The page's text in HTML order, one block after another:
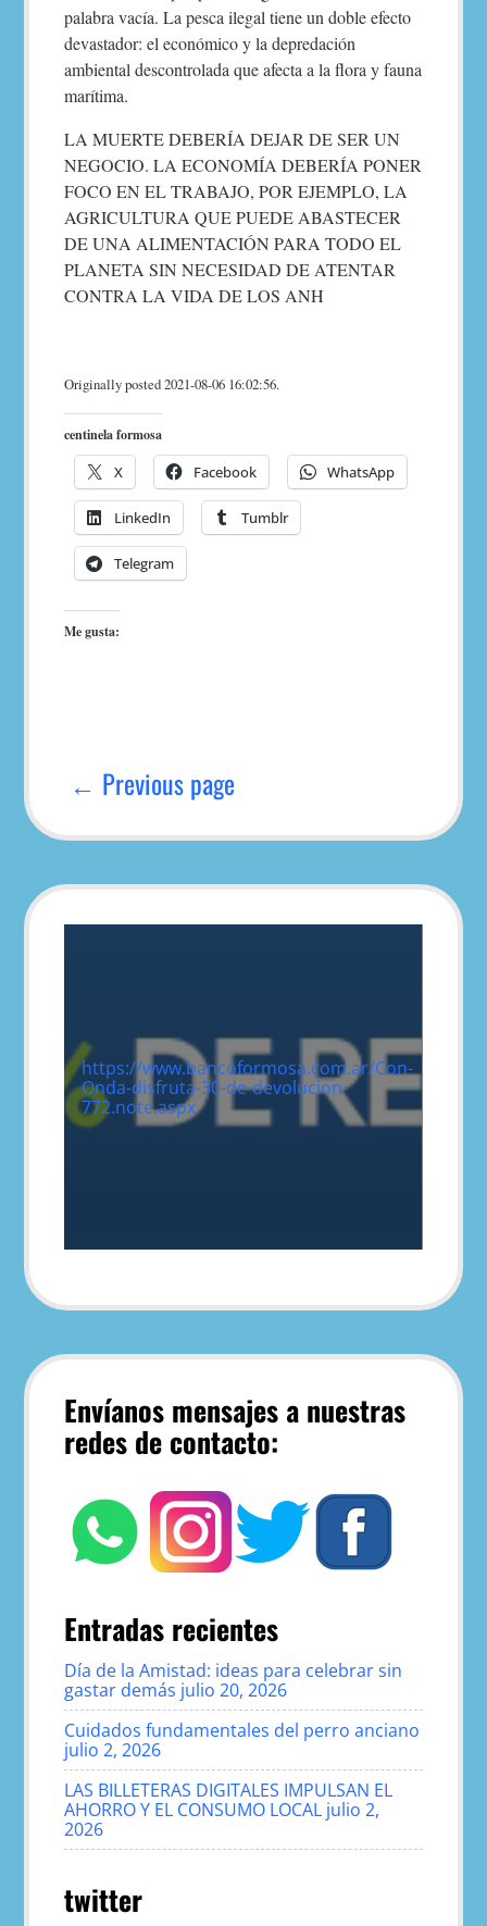
palabra vacía. La pesca ilegal tiene un doble efecto
devastador: el económico y la depredación
ambiental descontrolada que afecta a la flora y fauna
marítima.
LA MUERTE DEBERÍA DEJAR DE SER UN
NEGOCIO. LA ECONOMÍA DEBERÍA PONER
FOCO EN EL TRABAJO, POR EJEMPLO, LA
AGRICULTURA QUE PUEDE ABASTECER
DE UNA ALIMENTACIÓN PARA TODO EL
PLANETA SIN NECESIDAD DE ATENTAR
CONTRA LA VIDA DE LOS ANH
Originally posted 2021-08-06 16:02:56.
centinela formosa
X Facebook WhatsApp
LinkedIn Tumblr
Telegram
Me gusta:
entradas
← Previous page
https://www.bancoformosa.com.ar/Con-
Onda-disfruta-30-de-devolucion-
772.note.aspx
Envíanos mensajes a nuestras
redes de contacto:
Entradas recientes
Día de la Amistad: ideas para celebrar sin
gastar demás julio 20, 2026
Cuidados fundamentales del perro anciano
julio 2, 2026
LAS BILLETERAS DIGITALES IMPULSAN EL
AHORRO Y EL CONSUMO LOCAL julio 2,
2026
twitter